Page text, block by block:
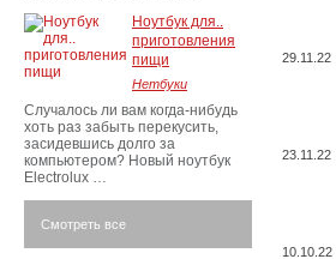
29.11.22
23.11.22
10.10.22
Ноутбук для..
приготовления
пищи
Нетбуки
Случалось ли вам когда-нибудь
хоть раз забыть перекусить,
засидевшись долго за
компьютером? Новый ноутбук
Electrolux …
Смотреть все